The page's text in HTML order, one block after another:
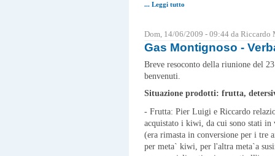
... Leggi tutto
Dom, 14/06/2009 - 09:44 da Riccardo
Gas Montignoso -
Breve resoconto della riunione del
benvenuti.
Situazione prodotti: frutta,
- Frutta: Pier Luigi e Riccardo
acquistato i kiwi, da cui sono stati
(era rimasta in conversione per i tre
per meta` kiwi, per l'altra meta`a